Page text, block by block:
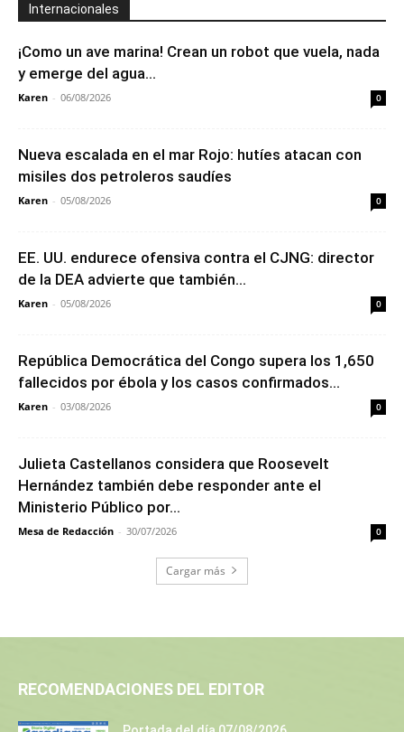
Internacionales
¡Como un ave marina! Crean un robot que vuela, nada
y emerge del agua...
Karen - 06/08/2026 0
Nueva escalada en el mar Rojo: hutíes atacan con
misiles dos petroleros saudíes
Karen - 05/08/2026 0
EE. UU. endurece ofensiva contra el CJNG: director
de la DEA advierte que también...
Karen - 05/08/2026 0
República Democrática del Congo supera los 1,650
fallecidos por ébola y los casos confirmados...
Karen - 03/08/2026 0
Julieta Castellanos considera que Roosevelt
Hernández también debe responder ante el
Ministerio Público por...
Mesa de Redacción - 30/07/2026 0
Cargar más
RECOMENDACIONES DEL EDITOR